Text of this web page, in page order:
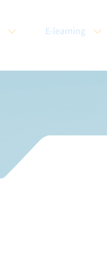
E-learning